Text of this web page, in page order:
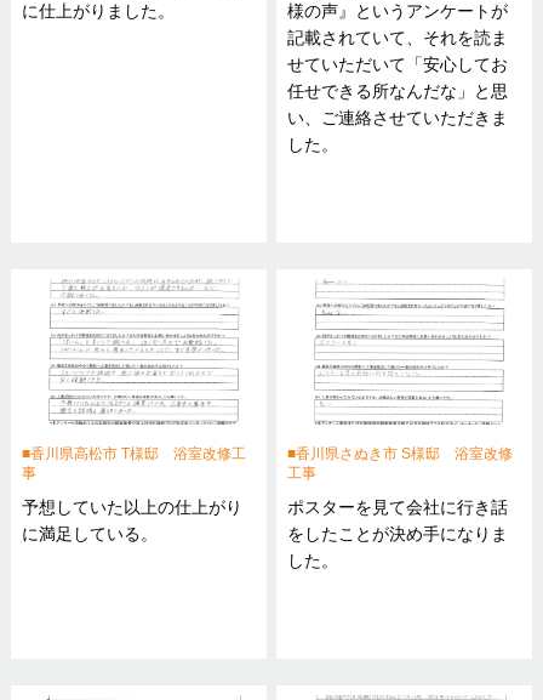
に仕上がりました。
様の声』というアンケートが
記載されていて、それを読ま
せていただいて「安心してお
任せできる所なんだな」と思
い、ご連絡させていただきま
した。
香川県高松市 T様邸 浴室改修工
事
予想していた以上の仕上がり
に満足している。
香川県さぬき市 S様邸 浴室改修
工事
ポスターを見て会社に行き話
をしたことが決め手になりま
した。